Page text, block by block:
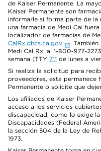
de Kaiser Permanente. La
Kaiser Permanente son
informarle si forma parte de la
una farmacia de Medi Cal
localizador de farmacias de
CalRx.dhcs.ca.gov
.
Medi Cal Rx, al 1-800-977-
semana (TTY 711 de lunes a
Si realiza la solicitud para
proveedores, esta permanece
Permanente o solicite que
Los afiliados de Kaiser
acceso a los servicios
discapacidad, como lo exige
Discapacidades (Federal
la sección 504 de la Ley de
1973.